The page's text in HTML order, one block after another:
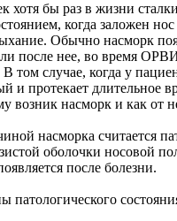
хотя бы раз в жизни
когда заложен
Обычно насморк
после нее, во время
том случае, когда у
и протекает длительное
возник насморк и как от
насморка считается
оболочки носовой
после болезни.
патологического